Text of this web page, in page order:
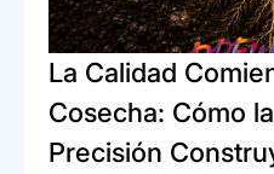
La Calidad
Cosecha: Cómo
Precisión